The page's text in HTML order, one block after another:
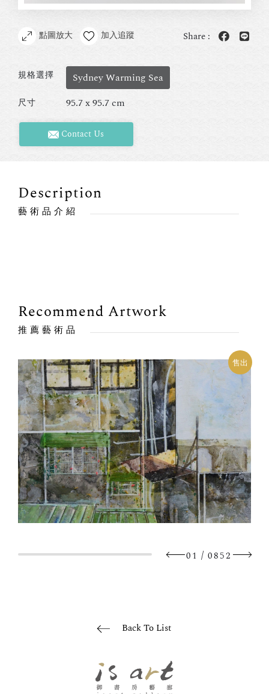
點圖放大 加入追蹤 Share :
規格選擇 Sydney Warming Sea
尺寸 95.7 x 95.7 cm
Contact Us
Description
藝術品介紹
Recommend Artwork
推薦藝術品
售出
01 / 0852
Back To List